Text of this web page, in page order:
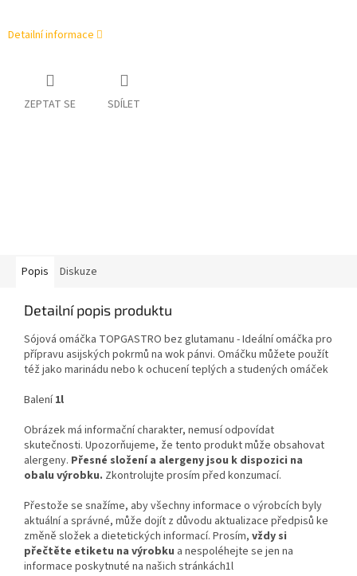
Detailní informace
ZEPTAT SE SDÍLET
Popis Diskuze
Detailní popis produktu
Sójová omáčka TOPGASTRO bez glutamanu -Ideální omáčka pro
přípravu asijských pokrmů na wok pánvi. Omáčku můžete použít
též jako marinádu nebo k ochucení teplých a studených omáček
Balení 1l
Obrázek má informační charakter, nemusí odpovídat
skutečnosti. Upozorňujeme, že tento produkt může obsahovat
alergeny. Přesné složení a alergeny jsou k dispozici na
obalu výrobku. Zkontrolujte prosím před konzumací.
Přestože se snažíme, aby všechny informace o výrobcích byly
aktuální a správné, může dojít z důvodu aktualizace předpisů ke
změně složek a dietetických informací. Prosím, vždy si
přečtěte etiketu na výrobku a nespoléhejte se jen na
informace poskytnuté na našich stránkách1l